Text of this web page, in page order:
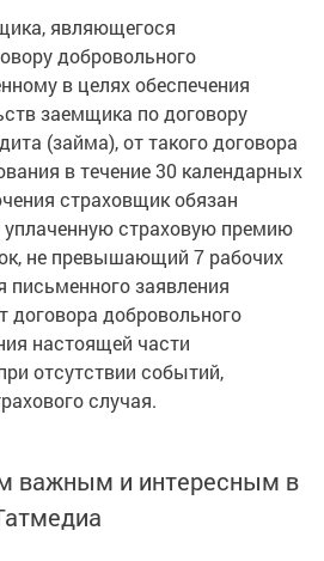
являющегося
добровольного
в целях обеспечения
заемщика по договору
(займа), от такого договора
в течение 30 календарных
страховщик обязан
страховую премию
не превышающий 7 рабочих
письменного заявления
договора добровольного
настоящей части
отсутствии событий,
случая.
важным и интересным в